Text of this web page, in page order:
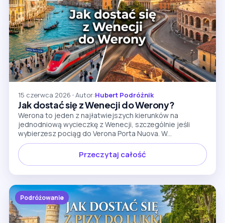
15 czerwca 2026 •Autor:Hubert Podróżnik
Jak dostać się z Wenecji do Werony?
Werona to jeden z najłatwiejszych kierunków na
jednodniową wycieczkę z Wenecji, szczególnie jeśli
wybierzesz pociąg do Verona Porta Nuova. W...
Przeczytaj całość
Podróżowanie